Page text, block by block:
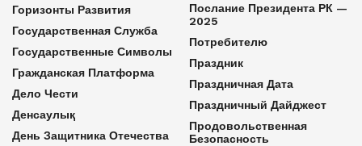
Горизонты Развития
Государственная Служба
Государственные Символы
Гражданская Платформа
Дело Чести
Денсаулық
День Защитника Отечества
Послание Президента РК —
2025
Потребителю
Праздник
Праздничная Дата
Праздничный Дайджест
Продовольственная
Безопасность